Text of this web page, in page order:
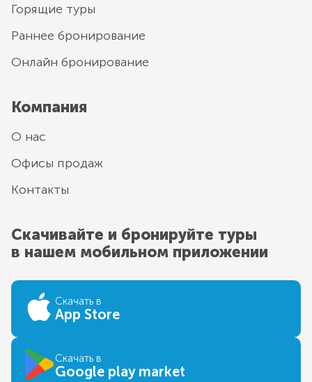
Горящие туры
Раннее бронирование
Онлайн бронирование
Компания
О нас
Офисы продаж
Контакты
Скачивайте и бронируйте туры
в нашем мобильном приложении
Скачать в
App Store
Скачать в
Google play market